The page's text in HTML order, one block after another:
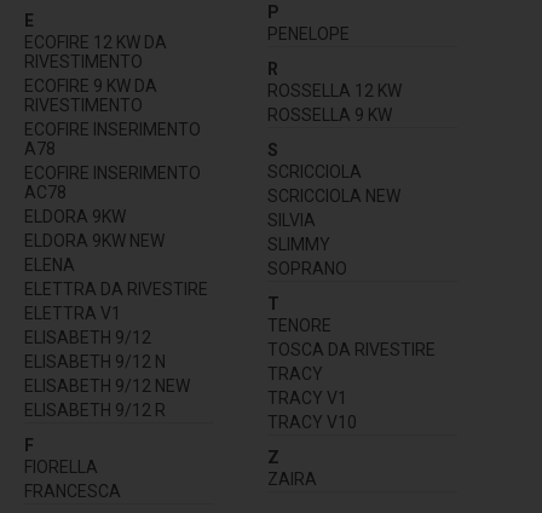
E
ECOFIRE 12 KW DA
RIVESTIMENTO
ECOFIRE 9 KW DA
RIVESTIMENTO
ECOFIRE INSERIMENTO
A78
ECOFIRE INSERIMENTO
AC78
ELDORA 9KW
ELDORA 9KW NEW
ELENA
ELETTRA DA RIVESTIRE
ELETTRA V1
ELISABETH 9/12
ELISABETH 9/12 N
ELISABETH 9/12 NEW
ELISABETH 9/12 R
F
FIORELLA
FRANCESCA
P
PENELOPE
R
ROSSELLA 12 KW
ROSSELLA 9 KW
S
SCRICCIOLA
SCRICCIOLA NEW
SILVIA
SLIMMY
SOPRANO
T
TENORE
TOSCA DA RIVESTIRE
TRACY
TRACY V1
TRACY V10
Z
ZAIRA